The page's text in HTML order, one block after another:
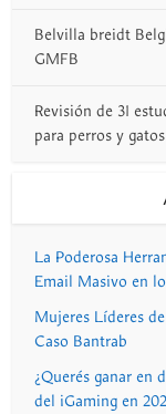
Belvilla breidt
GMFB
Revisión de 31
para perros y
La Poderosa
Email Masivo en
Mujeres Líderes
Caso Bantrab
¿Querés ganar en
del iGaming en